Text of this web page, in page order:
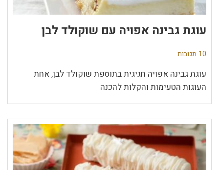
עוגת גבינה אפויה עם שוקולד לבן
10 תגובות
עוגת גבינה אפויה חגיגית בתוספת שוקולד לבן, אחת
העוגות הטעימות והקלות להכנה